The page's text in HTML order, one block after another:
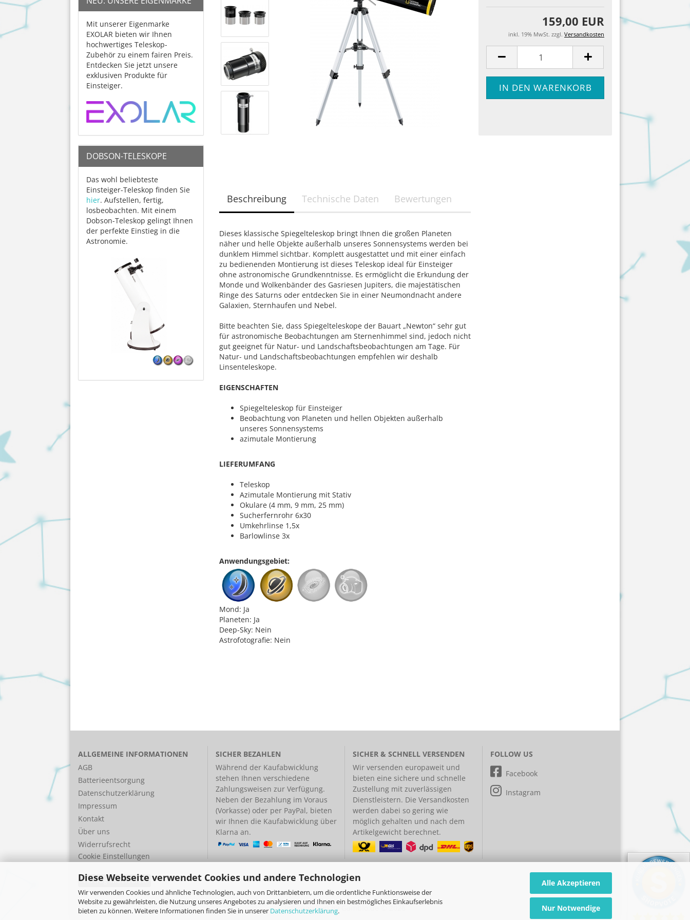
Diese Webseite verwendet Cookies und andere Technologien
Wir verwenden Cookies und ähnliche Technologien, auch von Drittanbietern, um die ordentliche Funktionsweise der
Website zu gewährleisten, die Nutzung unseres Angebotes zu analysieren und Ihnen ein bestmögliches Einkaufserlebnis
bieten zu können. Weitere Informationen finden Sie in unserer Datenschutzerklärung.
Alle Akzeptieren
Nur Notwendige
Brillen
Filterfolie in Fassung
Sonnenferngläser
159,00 EUR
inkl. 19% MwSt. zzgl. Versandkosten
Beschreibung Technische Daten Bewertungen
Dieses klassische Spiegelteleskop bringt Ihnen die großen Planeten
näher und helle Objekte außerhalb unseres Sonnensystems werden bei
dunklem Himmel sichtbar. Komplett ausgestattet und mit einer einfach
zu bedienenden Montierung ist dieses Teleskop ideal für Einsteiger
ohne astronomische Grundkenntnisse. Es ermöglicht die Erkundung der
Monde und Wolkenbänder des Gasriesen Jupiters, die majestätischen
Ringe des Saturns oder entdecken Sie in einer Neumondnacht andere
Galaxien, Sternhaufen und Nebel.
Bitte beachten Sie, dass Spiegelteleskope der Bauart „Newton“ sehr gut
für astronomische Beobachtungen am Sternenhimmel sind, jedoch nicht
gut geeignet für Natur- und Landschaftsbeobachtungen am Tage. Für
Natur- und Landschaftsbeobachtungen empfehlen wir deshalb
Linsenteleskope.
EIGENSCHAFTEN
Spiegelteleskop für Einsteiger
Beobachtung von Planeten und hellen Objekten außerhalb
unseres Sonnensystems
azimutale Montierung
LIEFERUMFANG
Teleskop
Azimutale Montierung mit Stativ
Okulare (4 mm, 9 mm, 25 mm)
Sucherfernrohr 6x30
Umkehrlinse 1,5x
Barlowlinse 3x
Anwendungsgebiet:
Mond: Ja
Planeten: Ja
Deep-Sky: Nein
Astrofotografie: Nein
Mit unserer Eigenmarke
EXOLAR bieten wir Ihnen
hochwertiges Teleskop-
Zubehör zu einem fairen Preis.
Entdecken Sie jetzt unsere
exklusiven Produkte für
Einsteiger.
DOBSON-TELESKOPE
Das wohl beliebteste
Einsteiger-Teleskop finden Sie
hier. Aufstellen, fertig,
losbeobachten. Mit einem
Dobson-Teleskop gelingt Ihnen
der perfekte Einstieg in die
Astronomie.
ALLGEMEINE INFORMATIONEN
AGB
Batterieentsorgung
Datenschutzerklärung
Impressum
Kontakt
Über uns
Widerrufsrecht
Cookie Einstellungen
SICHER BEZAHLEN
Während der Kaufabwicklung
stehen Ihnen verschiedene
Zahlungsweisen zur Verfügung.
Neben der Bezahlung im Voraus
(Vorkasse) oder per PayPal, bieten
wir Ihnen die Kaufabwicklung über
Klarna an.
SICHER & SCHNELL VERSENDEN
Wir versenden europaweit und
bieten eine sichere und schnelle
Zustellung mit zuverlässigen
Dienstleistern. Die Versandkosten
werden dabei so gering wie
möglich gehalten und nach dem
Artikelgewicht berechnet.
FOLLOW US
Facebook
Instagram
Vertrag widerrufen
Internetshopby Gambio.de © 2026